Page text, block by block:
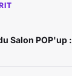
Salon POP'up :